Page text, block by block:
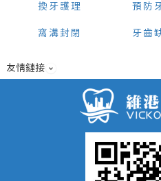
換牙護理
窩溝封閉
預防
牙齒
友情鏈接